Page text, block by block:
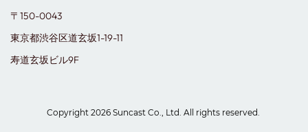
〒150-0043
東京都渋谷区道玄坂1-19-11
寿道玄坂ビル9F
Copyright 2026 Suncast Co., Ltd. All rights reserved.